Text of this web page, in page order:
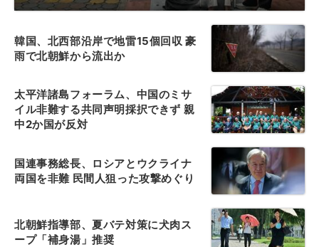
韓国、北西部沿岸で地雷15個回収 豪
雨で北朝鮮から流出か
太平洋諸島フォーラム、中国のミサ
イル非難する共同声明採択できず 親
中2か国が反対
国連事務総長、ロシアとウクライナ
両国を非難 民間人狙った攻撃めぐり
北朝鮮指導部、夏バテ対策に犬肉ス
ープ「補身湯」推奨